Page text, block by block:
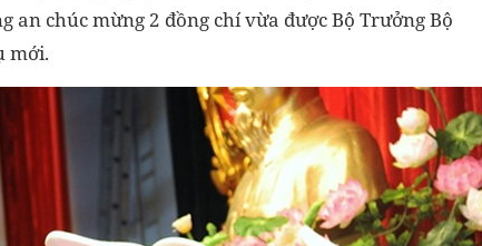
an chúc mừng 2 đồng chí vừa được Bộ Trưởng Bộ
mới.